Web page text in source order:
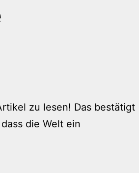
zu lesen! Das bestätigt
die Welt ein